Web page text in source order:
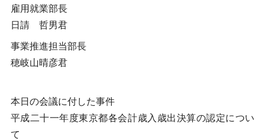
雇用就業部長
日請 哲男君
事業推進担当部長
穂岐山晴彦君
本日の会議に付した事件
平成二十一年度東京都各会計歳入歳出決算の認定につい
て